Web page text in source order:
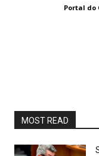
Portal do
MOST READ